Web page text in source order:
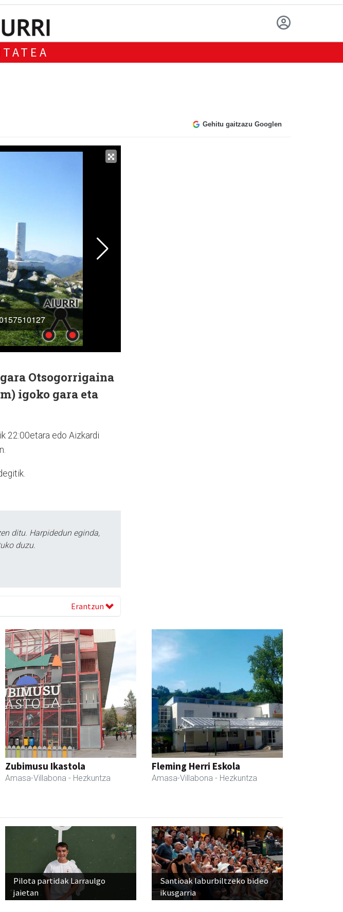
Gehitu gaitzazu Googlen
Otsogorrigaina
igoko gara eta
22:00etara edo Aizkardi
ditu. Harpidedun eginda,
duzu.
Erantzun
Zubimusu Ikastola
Amasa-Villabona - Hezkuntza
Fleming Herri Eskola
Amasa-Villabona - Hezkuntza
Pilota partidak Larraulgo
jaietan
Santioak laburbiltzeko bideo
ikusgarria